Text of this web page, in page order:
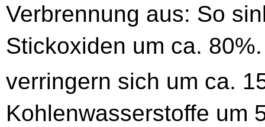
Verbrennung aus: So
Stickoxiden um ca.
verringern sich um ca.
Kohlenwasserstoffe um